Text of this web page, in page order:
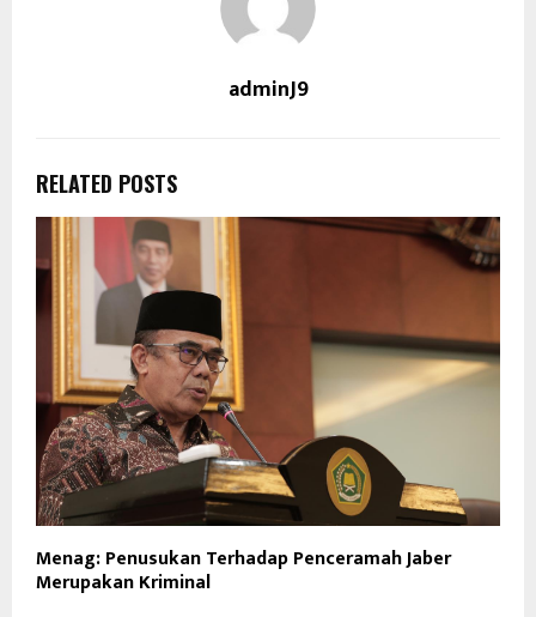
adminJ9
RELATED POSTS
Menag: Penusukan Terhadap Penceramah Jaber
Merupakan Kriminal